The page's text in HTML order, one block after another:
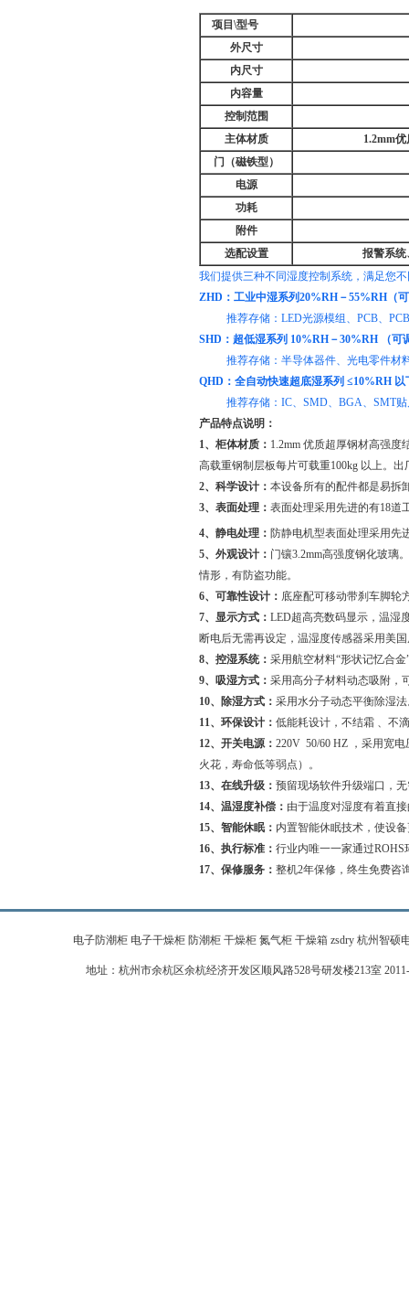
项目\型号
外尺寸
内尺寸
内容量
控制范围
主体材质
1.2mm
门（磁铁型）
电源
功耗
附件
选配设置
报警系统
我们提供三种不同湿度控制系统，满足您
ZHD：工业中湿系列20%RH－55%RH（
推荐存储：LED光源模组、PCB、
SHD：超低湿系列 10%RH－30%RH （可
推荐存储：半导体器件、光电零件材料
QHD：全自动快速超底湿系列 ≤10%RH 以
推荐存储：IC、SMD、BGA、SMT贴
产品特点说明：
1、柜体材质： 1.2mm 优质超厚钢材高强
高载重钢制层板每片可载重100kg 以上。
2、科学设计： 本设备所有的配件都是易拆
3、表面处理： 表面处理采用先进的有18道
4、静电处理： 防静电机型表面处理采用先
5、外观设计： 门镶3.2mm高强度钢化玻璃
情形，有防盗功能。
6、可靠性设计： 底座配可移动带刹车脚轮
7、显示方式： LED超高亮数码显示，温湿
断电后无需再设定，温湿度传感器采用美
8、控湿系统： 采用航空材料“形状记忆合
9、吸湿方式： 采用高分子材料动态吸附，
10、除湿方式： 采用水分子动态平衡除湿
11、环保设计： 低能耗设计，不结霜 、不
12、开关电源： 220V 50/60 HZ ，采用宽
火花，寿命低等弱点）。
13、在线升级： 预留现场软件升级端口，
14、温湿度补偿： 由于温度对湿度有着直
15、智能休眠： 内置智能休眠技术，使设
16、执行标准： 行业内唯一一家通过
17、保修服务： 整机2年保修，终生免费咨
电子防潮柜 电子干燥柜 防潮柜 干燥柜 氮气柜 干燥箱 zsdry 杭州智硕
地址：杭州市余杭区余杭经济开发区顺风路528号研发楼213室 2011-